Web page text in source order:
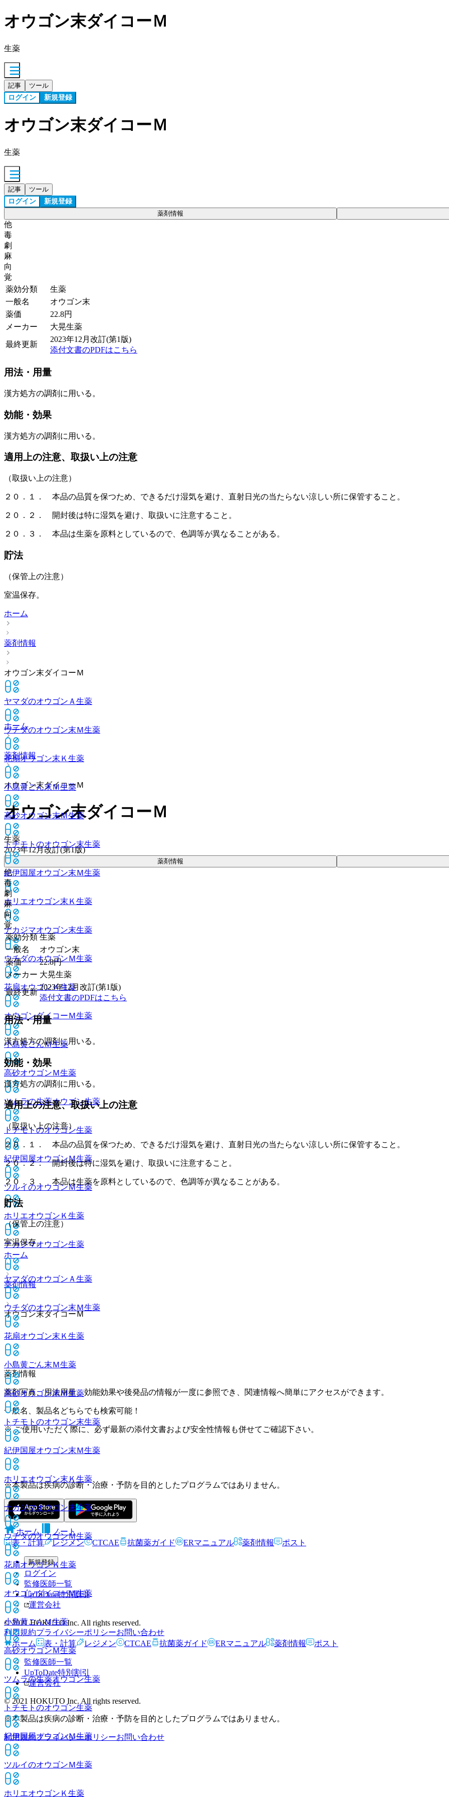
オウゴン末ダイコーＭ
生薬
記事 ツール
ログイン 新規登録
オウゴン末ダイコーＭ
生薬
記事 ツール
ログイン 新規登録
薬剤情報
他
毒
劇
麻
向
覚
薬効分類
生薬
一般名
オウゴン末
薬価
22.8円
メーカー
大晃生薬
最終更新
2023年12月改訂(第1版)
添付文書のPDFはこちら
用法・用量
漢方処方の調剤に用いる。
効能・効果
漢方処方の調剤に用いる。
適用上の注意、取扱い上の注意
（取扱い上の注意）
２０．１． 本品の品質を保つため、できるだけ湿気を避け、直射日光の当たらない涼しい所に保管すること。
２０．２． 開封後は特に湿気を避け、取扱いに注意すること。
２０．３． 本品は生薬を原料としているので、色調等が異なることがある。
貯法
（保管上の注意）
室温保存。
ホーム
薬剤情報
オウゴン末ダイコーＭ
ヤマダのオウゴンＡ 生薬
ウチダのオウゴン末Ｍ生薬
花扇オウゴン末Ｋ 生薬
小島黄ごん末Ｍ生薬
高砂オウゴン末Ｍ生薬
トチモトのオウゴン末生薬
紀伊国屋オウゴン末Ｍ生薬
ホリエオウゴン末Ｋ 生薬
ナカジマオウゴン末生薬
ウチダのオウゴンＭ生薬
花扇オウゴンＫ生薬
オウゴンダイコーＭ生薬
小島黄ごんＭ生薬
高砂オウゴンＭ生薬
ツムラの生薬オウゴン生薬
トチモトのオウゴン生薬
紀伊国屋オウゴンＭ生薬
ツルイのオウゴンＭ生薬
ホリエオウゴンＫ 生薬
ナカジマオウゴン生薬
ホーム
薬剤情報
オウゴン末ダイコーＭ
ホーム
薬剤情報
オウゴン末ダイコーＭ
オウゴン末ダイコーＭ
生薬
2023年12月改訂(第1版)
薬剤情報
他
毒
劇
麻
向
覚
薬効分類 生薬
一般名
オウゴン末
薬価
22.8円
メーカー 大晃生薬
最終更新
2023年12月改訂(第1版)
添付文書のPDFはこちら
用法・用量
漢方処方の調剤に用いる。
効能・効果
漢方処方の調剤に用いる。
適用上の注意、取扱い上の注意
（取扱い上の注意）
２０．１． 本品の品質を保つため、できるだけ湿気を避け、直射日光の当たらない涼しい所に保管すること。
２０．２． 開封後は特に湿気を避け、取扱いに注意すること。
２０．３． 本品は生薬を原料としているので、色調等が異なることがある。
貯法
（保管上の注意）
室温保存。
ヤマダのオウゴンＡ 生薬
ウチダのオウゴン末Ｍ生薬
花扇オウゴン末Ｋ 生薬
小島黄ごん末Ｍ生薬
高砂オウゴン末Ｍ生薬
トチモトのオウゴン末生薬
紀伊国屋オウゴン末Ｍ生薬
ホリエオウゴン末Ｋ 生薬
ナカジマオウゴン末生薬
ウチダのオウゴンＭ生薬
花扇オウゴンＫ 生薬
オウゴンダイコーＭ生薬
小島黄ごんＭ生薬
高砂オウゴンＭ生薬
ツムラの生薬オウゴン生薬
トチモトのオウゴン生薬
紀伊国屋オウゴンＭ生薬
ツルイのオウゴンＭ生薬
ホリエオウゴンＫ 生薬
薬剤情報
薬剤写真、用法用量、効能効果や後発品の情報が一度に参照でき、関連情報へ簡単にアクセスができます。
一般名、製品名どちらでも検索可能！
※ ご使用いただく際に、必ず最新の添付文書および安全性情報も併せてご確認下さい。
※本製品は疾病の診断・治療・予防を目的としたプログラムではありません。
ホーム
ノート
表・計算
レジメン CTCAE 抗菌薬ガイド ERマニュアル 薬剤情報 ポスト
新規登録
ログイン
監修医師一覧
UpToDate特別割引
運営会社
© 2021 HOKUTO Inc. All rights reserved.
利用規約プライバシーポリシーお問い合わせ
ホーム
表・計算 レジメン CTCAE 抗菌薬ガイド ERマニュアル 薬剤情報 ポスト
監修医師一覧
UpToDate特別割引
運営会社
© 2021 HOKUTO Inc. All rights reserved.
※本製品は疾病の診断・治療・予防を目的としたプログラムではありません。
利用規約プライバシーポリシーお問い合わせ